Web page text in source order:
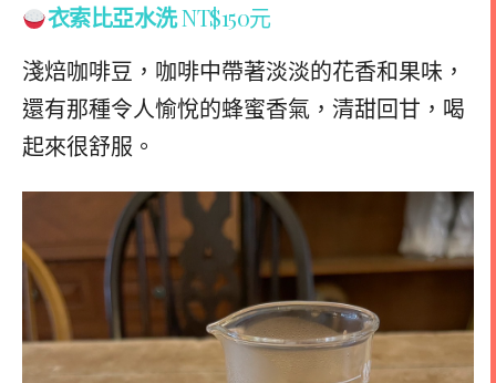
衣索比亞水洗NT$150元
淺焙咖啡豆，咖啡中帶著淡淡的花香和果味，
還有那種令人愉悅的蜂蜜香氣，清甜回甘，喝
起來很舒服。